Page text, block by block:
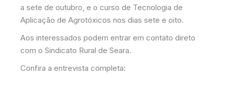
a sete de outubro, e o curso de Tecnologia de
Aplicação de Agrotóxicos nos dias sete e oito.
Aos interessados podem entrar em contato direto
com o Sindicato Rural de Seara.
Confira a entrevista completa: